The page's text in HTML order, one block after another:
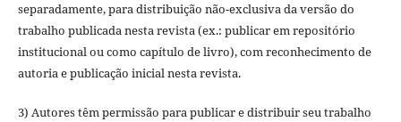
separadamente, para distribuição não-exclusiva da versão do
trabalho publicada nesta revista (ex.: publicar em repositório
institucional ou como capítulo de livro), com reconhecimento de
autoria e publicação inicial nesta revista.
3) Autores têm permissão para publicar e distribuir seu trabalho